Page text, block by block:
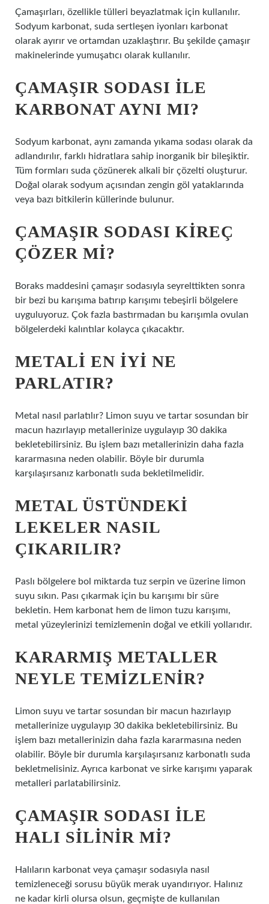
Çamaşırları, özellikle tülleri beyazlatmak için kullanılır.
Sodyum karbonat, suda sertleşen iyonları karbonat
olarak ayırır ve ortamdan uzaklaştırır. Bu şekilde çamaşır
makinelerinde yumuşatıcı olarak kullanılır.
ÇAMAŞIR SODASI ILE
KARBONAT AYNI MI?
Sodyum karbonat, aynı zamanda yıkama sodası olarak da
adlandırılır, farklı hidratlara sahip inorganik bir bileşiktir.
Tüm formları suda çözünerek alkali bir çözelti oluşturur.
Doğal olarak sodyum açısından zengin göl yataklarında
veya bazı bitkilerin küllerinde bulunur.
ÇAMAŞIR SODASI KIREÇ
ÇÖZER MI?
Boraks maddesini çamaşır sodasıyla seyrelttikten sonra
bir bezi bu karışıma batırıp karışımı tebeşirli bölgelere
uyguluyoruz. Çok fazla bastırmadan bu karışımla ovulan
bölgelerdeki kalıntılar kolayca çıkacaktır.
METALI EN IYI NE
PARLATIR?
Metal nasıl parlatılır? Limon suyu ve tartar sosundan bir
macun hazırlayıp metallerinize uygulayıp 30 dakika
bekletebilirsiniz. Bu işlem bazı metallerinizin daha fazla
kararmasına neden olabilir. Böyle bir durumla
karşılaşırsanız karbonatlı suda bekletilmelidir.
METAL ÜSTÜNDEKI
LEKELER NASIL
ÇIKARILIR?
Paslı bölgelere bol miktarda tuz serpin ve üzerine limon
suyu sıkın. Pası çıkarmak için bu karışımı bir süre
bekletin. Hem karbonat hem de limon tuzu karışımı,
metal yüzeylerinizi temizlemenin doğal ve etkili yollarıdır.
KARARMIŞ METALLER
NEYLE TEMIZLENIR?
Limon suyu ve tartar sosundan bir macun hazırlayıp
metallerinize uygulayıp 30 dakika bekletebilirsiniz. Bu
işlem bazı metallerinizin daha fazla kararmasına neden
olabilir. Böyle bir durumla karşılaşırsanız karbonatlı suda
bekletmelisiniz. Ayrıca karbonat ve sirke karışımı yaparak
metalleri parlatabilirsiniz.
ÇAMAŞIR SODASI ILE
HALI SILINIR MI?
Halıların karbonat veya çamaşır sodasıyla nasıl
temizleneceği sorusu büyük merak uyandırıyor. Halınız
ne kadar kirli olursa olsun, geçmişte de kullanılan